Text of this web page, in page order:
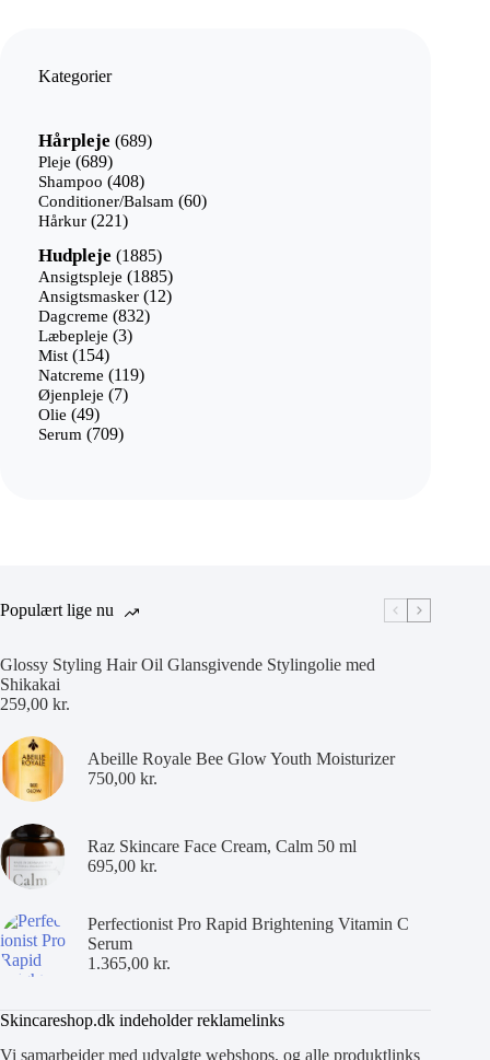
Kategorier
Hårpleje 689689
Pleje 689689
varer
Shampoo 408408
varer
Conditioner/Balsam 6060
Hårkur 221221
Hudpleje 18851885
varer
Ansigtspleje 18851885
varer
Ansigtsmasker 1212
Dagcreme 832832
Læbepleje 33
Mist 154154
varer
Natcreme 119119
Øjenpleje 77
Olie 4949
varer
Serum 709709
Populært lige nu
Glossy Styling Hair Oil Glansgivende Stylingolie med
Shikakai
259,00 kr.
Abeille Royale Bee Glow Youth Moisturizer
750,00 kr.
Raz Skincare Face Cream, Calm 50 ml
695,00 kr.
Perfectionist Pro Rapid Brightening Vitamin C
Serum
1.365,00 kr.
Skincareshop.dk indeholder reklamelinks
Vi samarbejder med udvalgte webshops, og alle produktlinks